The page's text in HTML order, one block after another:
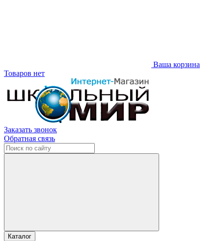
Ваша корзина
Товаров нет
Заказать звонок
Обратная связь
Каталог